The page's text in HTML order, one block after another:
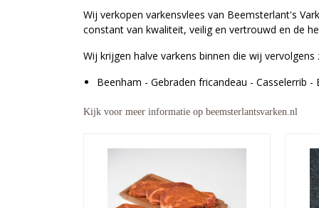
Wij verkopen varkensvlees van Beemsterlant's
constant van kwaliteit, veilig en vertrouwd en de
Wij krijgen halve varkens binnen die wij
Beenham - Gebraden fricandeau - Casselerrib
Kijk voor meer informatie op beemsterlantsvarken.nl